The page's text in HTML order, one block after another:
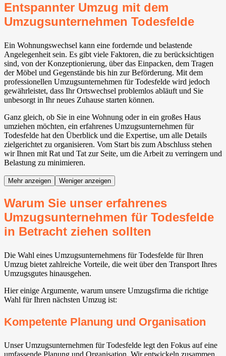
Entspannter Umzug mit dem
Umzugsunternehmen Todesfelde
Ein Wohnungswechsel kann eine fordernde und belastende
Angelegenheit sein. Es gibt viele Faktoren, die zu berücksichtigen
sind, von der Konzeptionierung, über das Einpacken, dem Tragen
der Möbel und Gegenstände bis hin zur Beförderung. Mit dem
professionellen Umzugsunternehmen für Todesfelde wird jedoch
gewährleistet, dass Ihr Ortswechsel problemlos abläuft und Sie
unbesorgt in Ihr neues Zuhause starten können.
Ganz gleich, ob Sie in eine Wohnung oder in ein großes Haus
umziehen möchten, ein erfahrenes Umzugsunternehmen für
Todesfelde hat den Überblick und die Expertise, um alle Details
zielgerichtet zu organisieren. Vom Start bis zum Abschluss stehen
wir Ihnen mit Rat und Tat zur Seite, um die Arbeit zu verringern und
Belastung zu minimieren.
Mehr anzeigen Weniger anzeigen
Warum Sie unser erfahrenes
Umzugsunternehmen für Todesfelde
in Betracht ziehen sollten
Die Wahl eines Umzugsunternehmens für Todesfelde für Ihren
Umzug bietet zahlreiche Vorteile, die weit über den Transport Ihres
Umzugsgutes hinausgehen.
Hier einige Argumente, warum unsere Umzugsfirma die richtige
Wahl für Ihren nächsten Umzug ist:
Kompetente Planung und Organisation
Unser Umzugsunternehmen für Todesfelde legt den Fokus auf eine